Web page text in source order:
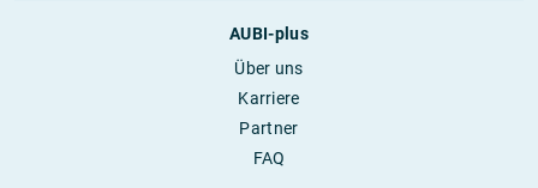
AUBI-plus
Über uns
Karriere
Partner
FAQ